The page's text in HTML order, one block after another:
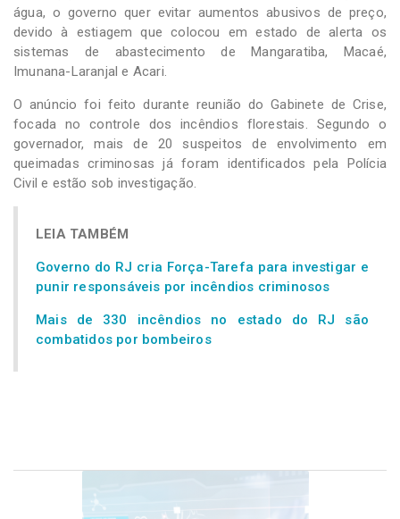
água, o governo quer evitar aumentos abusivos de preço,
devido à estiagem que colocou em estado de alerta os
sistemas de abastecimento de Mangaratiba, Macaé,
Imunana-Laranjal e Acari.
O anúncio foi feito durante reunião do Gabinete de Crise,
focada no controle dos incêndios florestais. Segundo o
governador, mais de 20 suspeitos de envolvimento em
queimadas criminosas já foram identificados pela Polícia
Civil e estão sob investigação.
LEIA TAMBÉM
Governo do RJ cria Força-Tarefa para investigar e
punir responsáveis por incêndios criminosos
Mais de 330 incêndios no estado do RJ são
combatidos por bombeiros